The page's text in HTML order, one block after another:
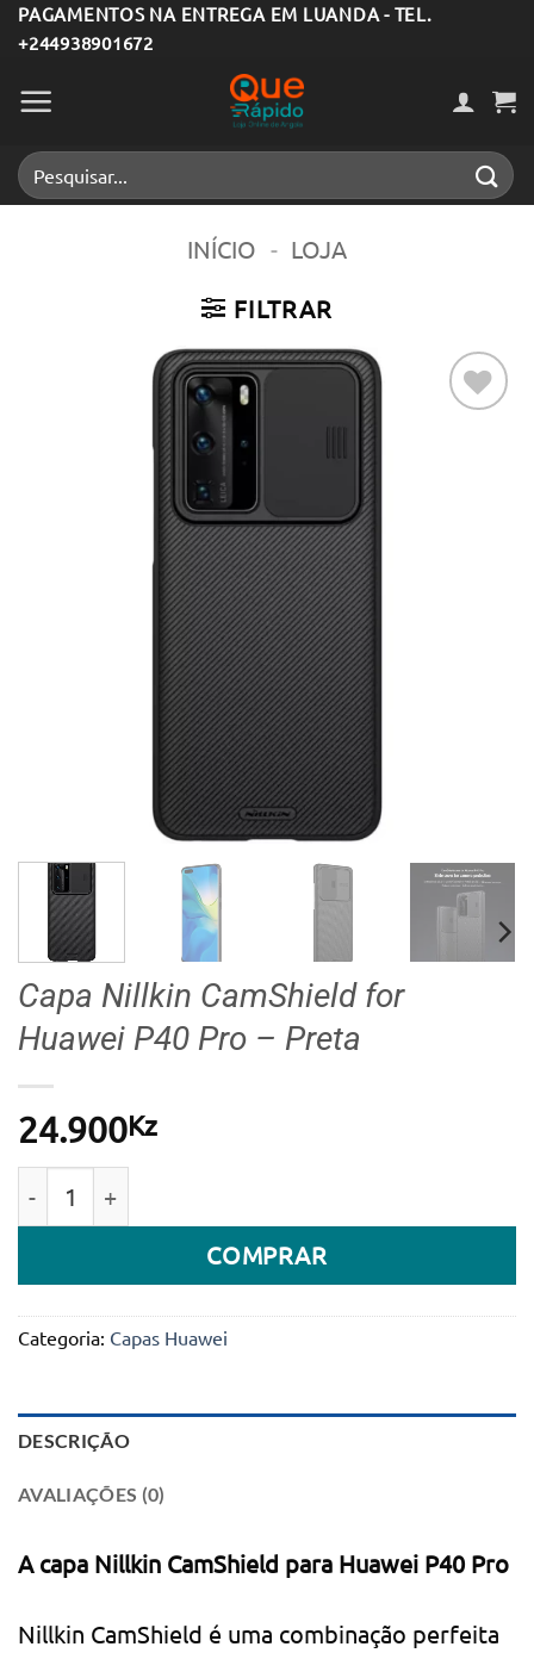
Skip
to
content
PAGAMENTOS NA ENTREGA EM LUANDA - TEL.
+244938901672
Pesquisar
por:
INÍCIO - LOJA
FILTRAR
Capa Nillkin CamShield for
Huawei P40 Pro – Preta
24.900Kz
COMPRAR
Categoria: Capas Huawei
DESCRIÇÃO
AVALIAÇÕES (0)
A capa Nillkin CamShield para Huawei P40 Pro
Nillkin CamShield é uma combinação perfeita